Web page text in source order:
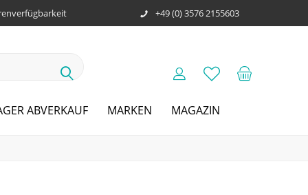
+49 (0) 3576 2155603
ABVERKAUF MARKEN MAGAZIN